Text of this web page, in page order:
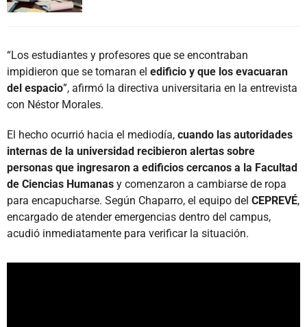
“Los estudiantes y profesores que se encontraban
impidieron que se tomaran el edificio y que los evacuaran
del espacio”, afirmó la directiva universitaria en la entrevista
con Néstor Morales.
El hecho ocurrió hacia el mediodía, cuando las autoridades
internas de la universidad recibieron alertas sobre
personas que ingresaron a edificios cercanos a la Facultad
de Ciencias Humanas y comenzaron a cambiarse de ropa
para encapucharse. Según Chaparro, el equipo del CEPREVÉ,
encargado de atender emergencias dentro del campus,
acudió inmediatamente para verificar la situación.